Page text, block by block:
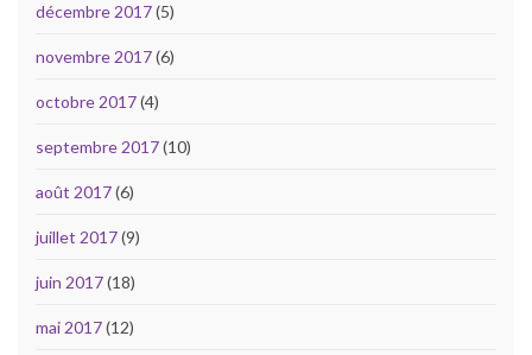
décembre 2017(5)
novembre 2017(6)
octobre 2017(4)
septembre 2017(10)
août 2017(6)
juillet 2017(9)
juin 2017(18)
mai 2017(12)